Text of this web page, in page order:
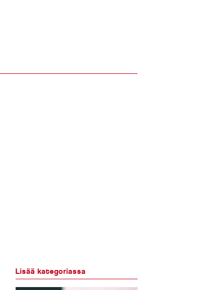
Lisää kategoriassa